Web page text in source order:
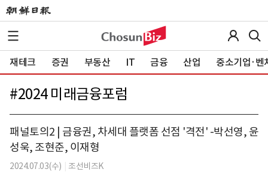
재테크 증권 부동산 IT 금융 산업 중소기업·벤
#2024 미래금융포럼
패널토의2 | 금융권, 차세대 플랫폼 선점 '격전' -박선영, 윤
성욱, 조현준, 이재형
2024.07.03(수) 조선비즈K